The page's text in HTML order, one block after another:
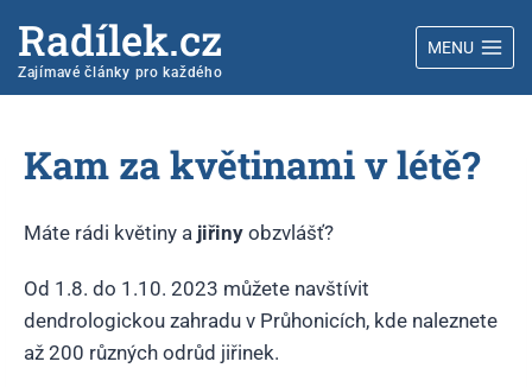
Radílek.cz
Zajímavé články pro každého
MENU
Kam za květinami v létě?
Máte rádi květiny a jiřiny obzvlášť?
Od 1.8. do 1.10. 2023 můžete navštívit
dendrologickou zahradu v Průhonicích, kde naleznete
až 200 různých odrůd jiřinek.